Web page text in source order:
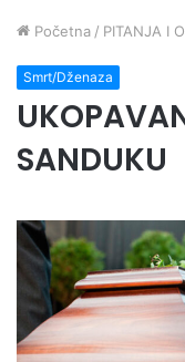
Početna / PITANJA I
Smrt/Dženaza
SANDUKU